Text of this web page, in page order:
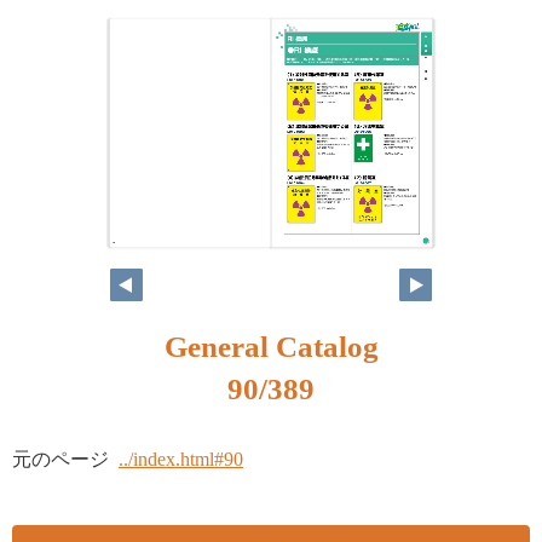
74 75
General Catalog
90/389
元のページ ../index.html#90